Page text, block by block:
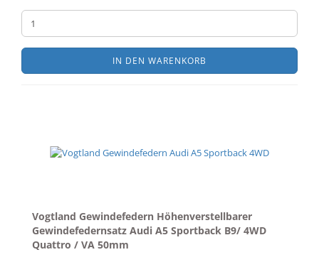
IN DEN WARENKORB
Vogtland Gewindefedern Höhenverstellbarer
Gewindefedernsatz Audi A5 Sportback B9/ 4WD
Quattro / VA 50mm